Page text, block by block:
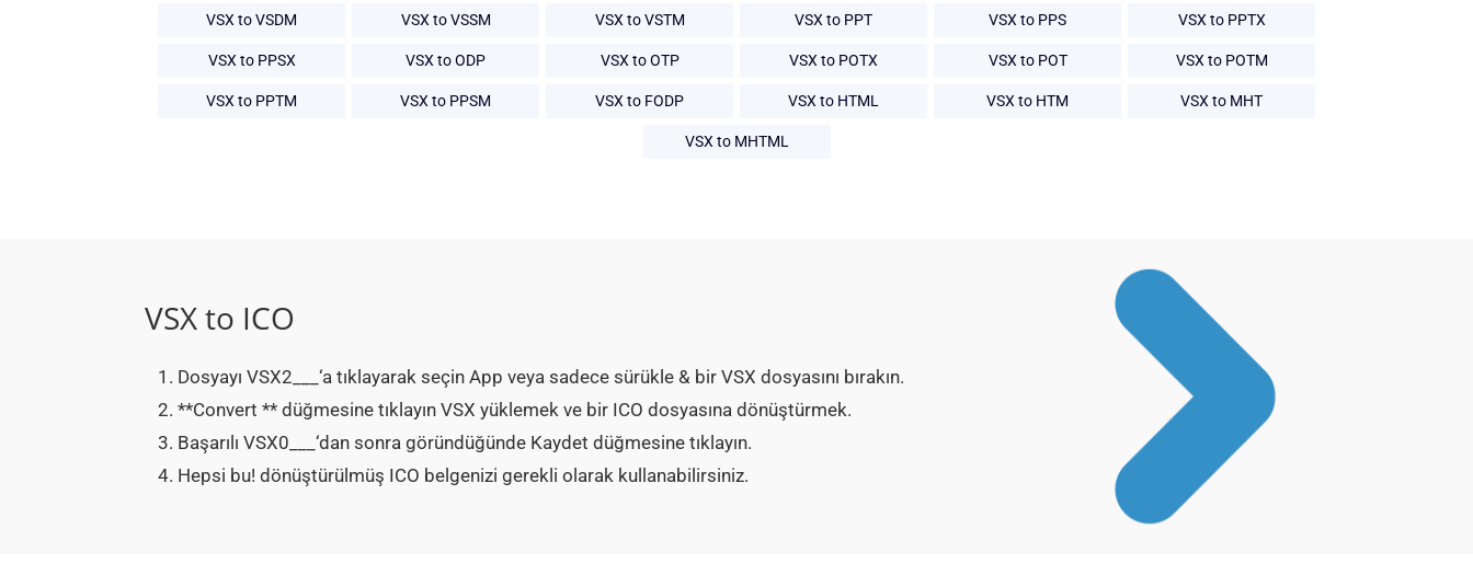
VSX to VSDM VSX to VSSM VSX to VSTM VSX to PPT VSX to PPS VSX to PPTX
VSX to PPSX VSX to ODP VSX to OTP VSX to POTX VSX to POT VSX to POTM
VSX to PPTM VSX to PPSM VSX to FODP VSX to HTML VSX to HTM VSX to MHT
VSX to MHTML
VSX to ICO
Dosyayı VSX2___‘a tıklayarak seçin App veya sadece sürükle & bir VSX dosyasını bırakın.
**Convert ** düğmesine tıklayın VSX yüklemek ve bir ICO dosyasına dönüştürmek.
Başarılı VSX0___‘dan sonra göründüğünde Kaydet düğmesine tıklayın.
Hepsi bu! dönüştürülmüş ICO belgenizi gerekli olarak kullanabilirsiniz.